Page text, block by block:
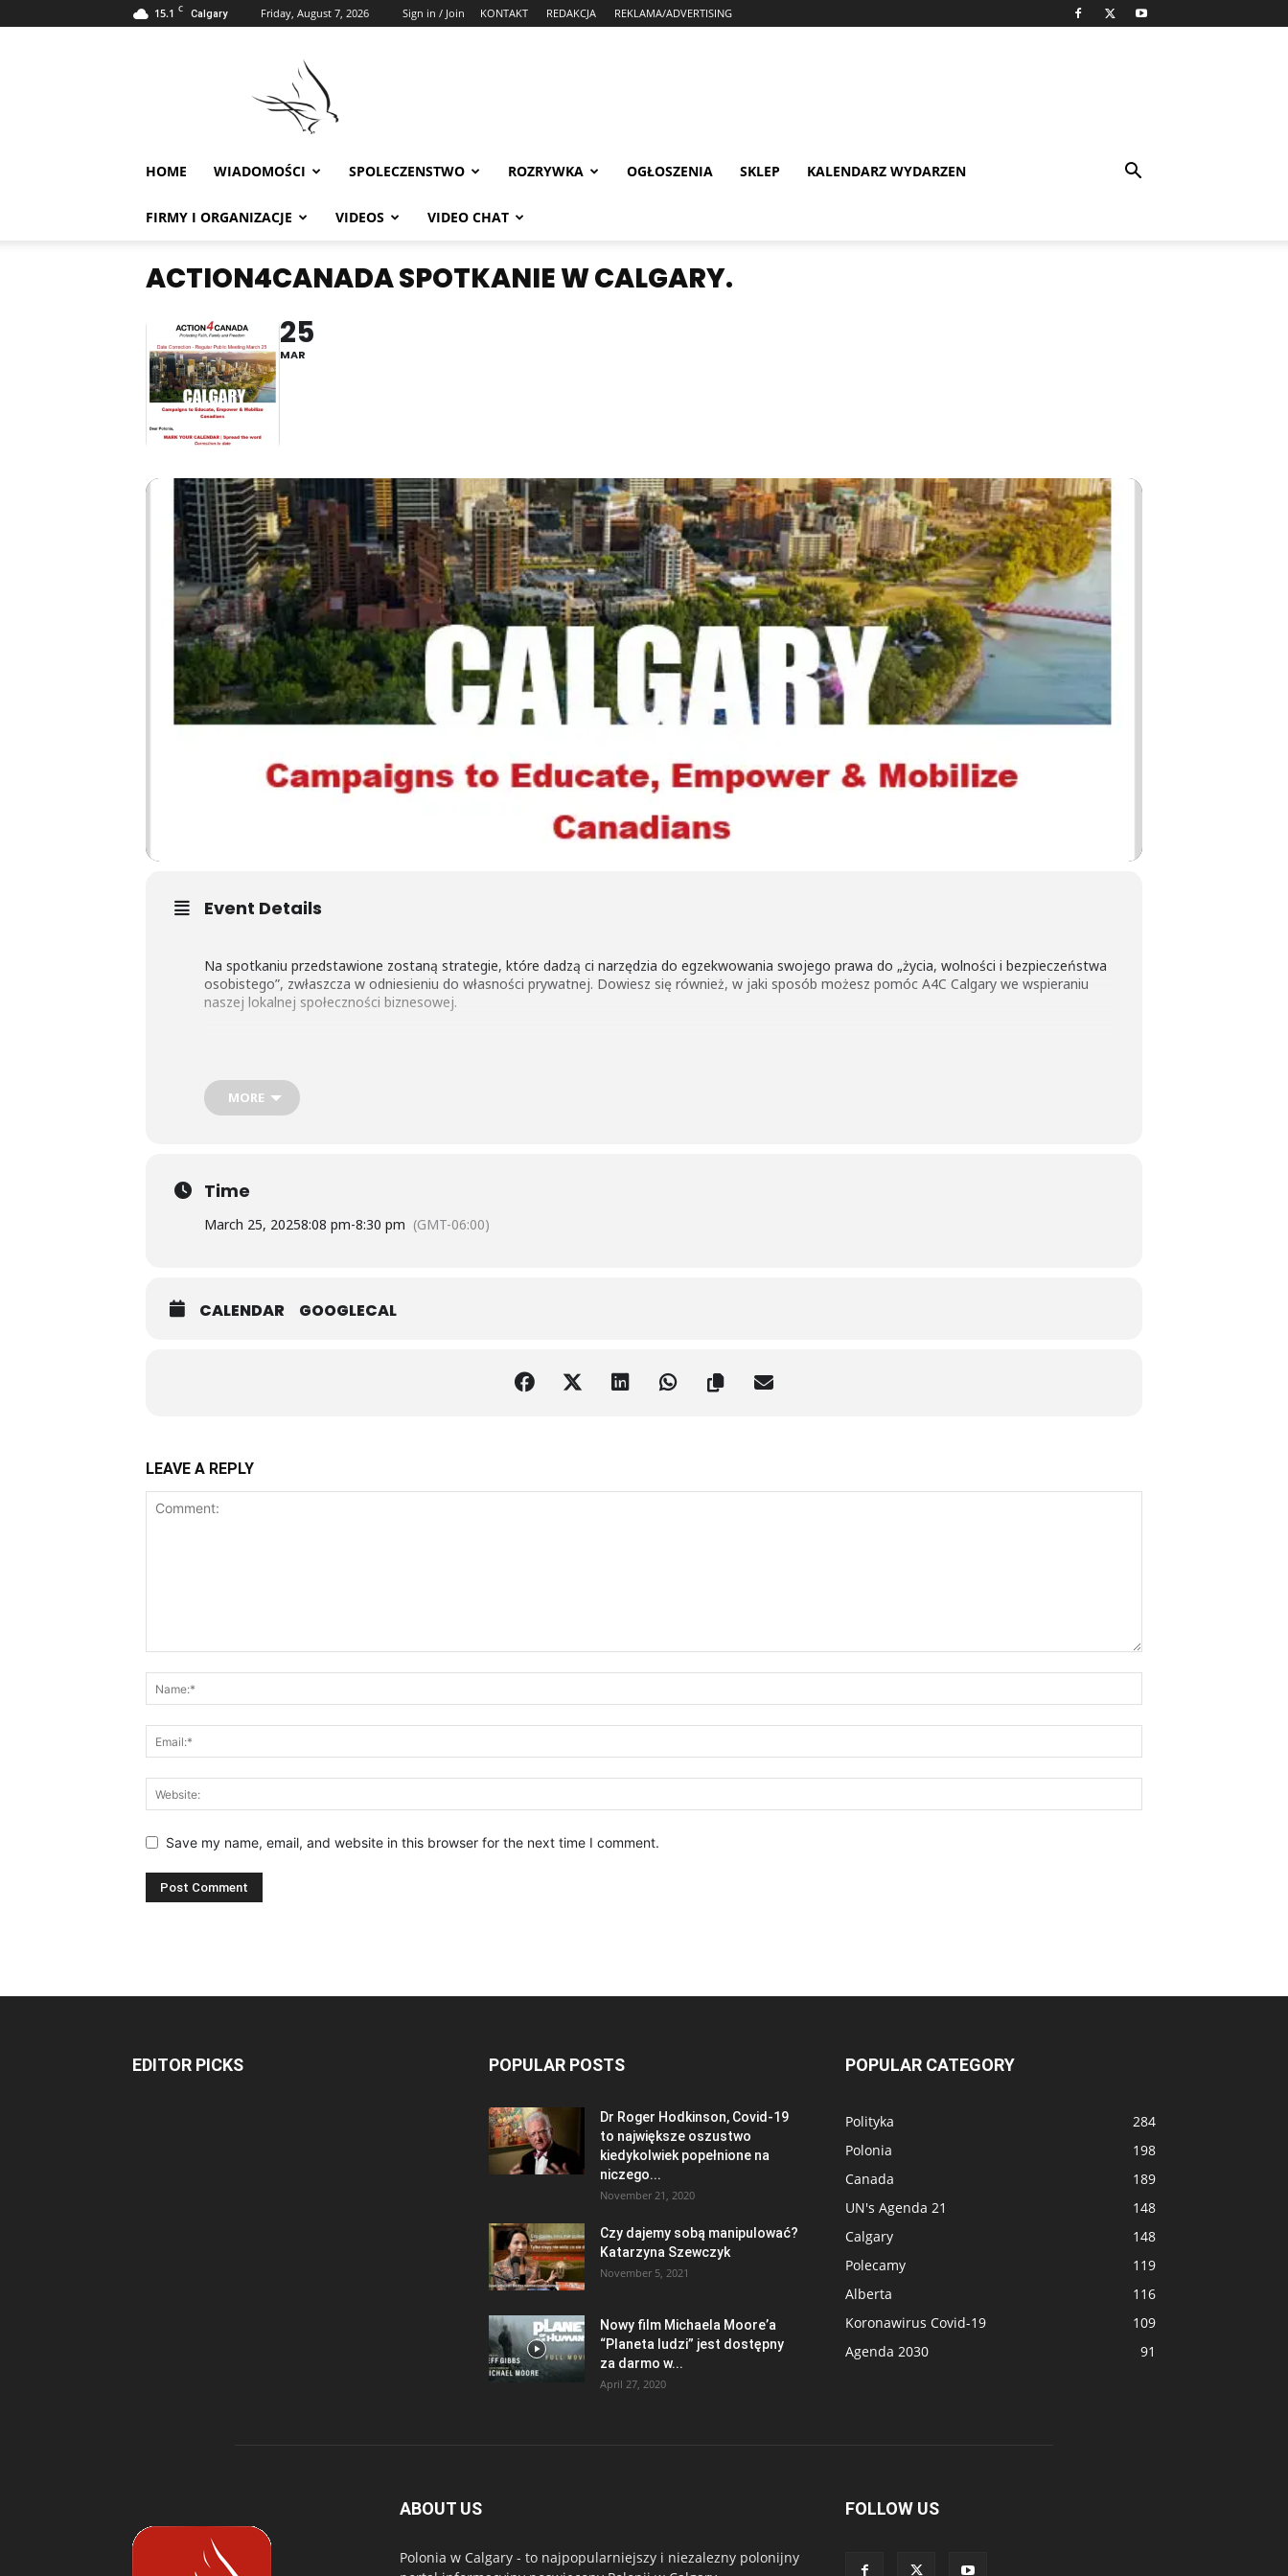
15.1 C Calgary Friday, August 7, 2026 Sign in / Join KONTAKT REDAKCJA REKLAMA/ADVERTISING
Polonia
w
Calgary
HOME WIADOMOŚCI SPOLECZENSTWO ROZRYWKA OGŁOSZENIA SKLEP KALENDARZ WYDARZEN
FIRMY I ORGANIZACJE VIDEOS VIDEO CHAT
ACTION4CANADA SPOTKANIE W CALGARY.
25
MAR
Event Details
Na spotkaniu przedstawione zostaną strategie, które dadzą ci narzędzia do egzekwowania swojego prawa do „życia, wolności i bezpieczeństwa
osobistego”, zwłaszcza w odniesieniu do własności prywatnej. Dowiesz się również, w jaki sposób możesz pomóc A4C Calgary we wspieraniu
naszej lokalnej społeczności biznesowej.
ramach kampanii Stop Plan 20-50 oraz w Ontario w ramach kampanii Stop Envision Durham.
MORE
Time
March 25, 20258:08 pm-8:30 pm (GMT-06:00)
CALENDAR GOOGLECAL
LEAVE A REPLY
Save my name, email, and website in this browser for the next time I comment.
EDITOR PICKS POPULAR POSTS
Dr Roger Hodkinson, Covid-19
to największe oszustwo
kiedykolwiek popełnione na
niczego...
November 21, 2020
Czy dajemy sobą manipulować?
Katarzyna Szewczyk
November 5, 2021
Nowy film Michaela Moore’a
“Planeta ludzi” jest dostępny
za darmo w...
April 27, 2020
POPULAR CATEGORY
Polityka
284
Polonia
198
Canada
189
UN's Agenda 21
148
Calgary
148
Polecamy
119
Alberta
116
Koronawirus Covid-19
109
Agenda 2030
91
ABOUT US
Polonia w Calgary - to najpopularniejszy i niezalezny polonijny
FOLLOW US